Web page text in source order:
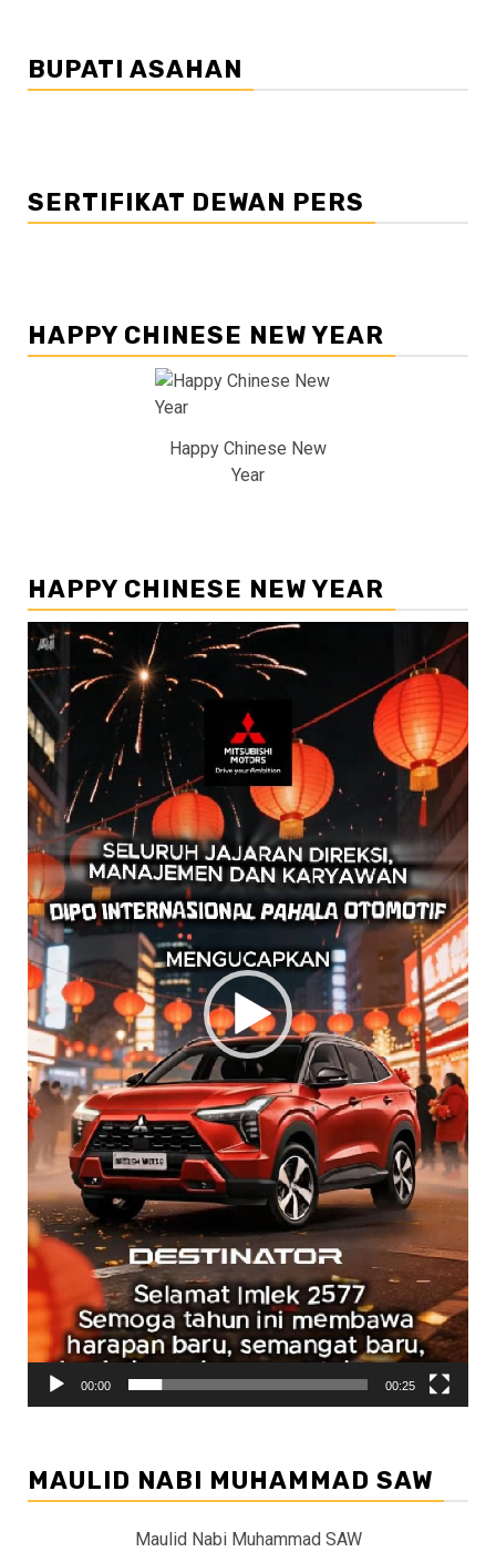
BUPATI ASAHAN
SERTIFIKAT DEWAN PERS
HAPPY CHINESE NEW YEAR
Happy Chinese New
Year
HAPPY CHINESE NEW YEAR
Pemutar
00:00 00:25
MAULID NABI MUHAMMAD SAW
Maulid Nabi Muhammad SAW